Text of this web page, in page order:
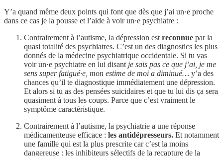
Y’a quand même deux points qui font que dès que j’ai un·e proche
dans ce cas je la pousse et l’aide à voir un·e psychiatre :
Contrairement à l’autisme, la dépression estreconnue par la
quasi totalité des psychiatres. C’est un des diagnostics les plus
donnés de la médecine psychiatrique occidentale. Si tu vas
voir un·e psychiatre en lui disant je sais pas ce que j’ai, je me
sens super fatigué·e, mon estime de moi a diminué… y’a des
chances qu’il te diagnostique immédiatement une dépression.
Et alors si tu as des pensées suicidaires et que tu lui dis ça sera
quasiment à tous les coups. Parce que c’est vraiment le
symptôme caractéristique.
Contrairement à l’autisme, la psychiatrie a une réponse
médicamenteuse efficace : les antidépresseurs. Et notamment
une famille qui est la plus prescrite car c’est la moins
dangereuse : les inhibiteurs sélectifs de la recapture de la